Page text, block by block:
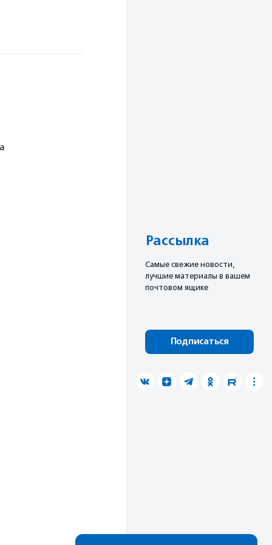
Рассылка
Cамые свежие новости,
лучшие материалы в вашем
почтовом ящике
Подписаться